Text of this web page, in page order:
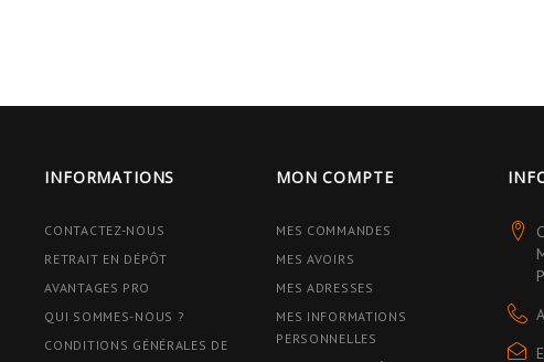
INFORMATIONS
CONTACTEZ-NOUS
RETRAIT EN DÉPÔT
AVANTAGES PRO
QUI SOMMES-NOUS ?
CONDITIONS GÉNÉRALES DE
MON COMPTE
MES COMMANDES
MES AVOIRS
MES ADRESSES
MES INFORMATIONS
PERSONNELLES